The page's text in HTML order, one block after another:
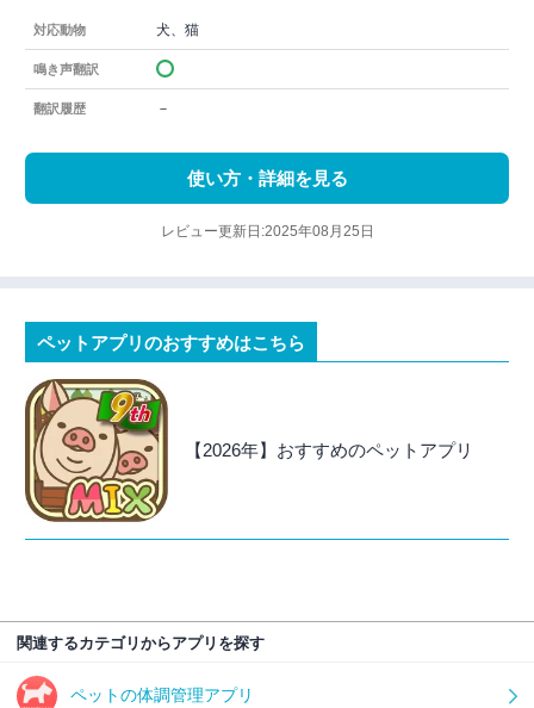
対応動物 犬、猫
鳴き声翻訳
翻訳履歴 －
使い方・詳細を見る
レビュー更新日:2025年08月25日
ペットアプリのおすすめはこちら
【2026年】おすすめのペットアプリ
関連するカテゴリからアプリを探す
ペットの体調管理アプリ